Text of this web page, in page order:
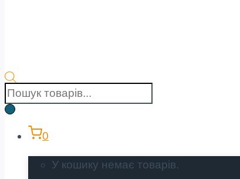
Пошук
товарів
0
У кошику немає товарів.